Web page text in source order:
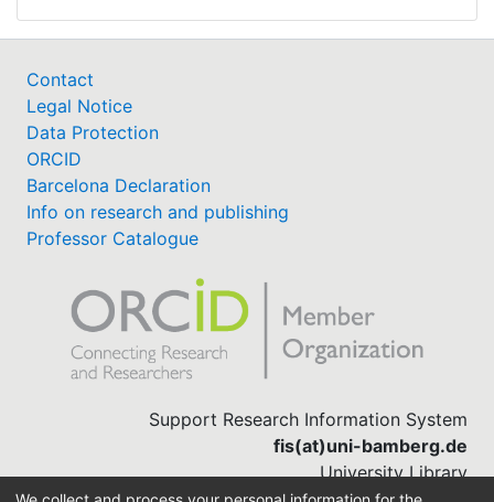
Contact
Legal Notice
Data Protection
ORCID
Barcelona Declaration
Info on research and publishing
Professor Catalogue
Support Research Information System
fis(at)uni-bamberg.de
University Library